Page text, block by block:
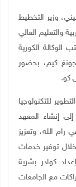
وزير التخطيط
والتعليم العالي
الوكالة الكورية
كيم، بحضور
كو.
للتكنولوجيا
إنشاء المعهد
رام الله، وتعزيز
توفير خدمات
كوادر بشرية
مع الجامعات